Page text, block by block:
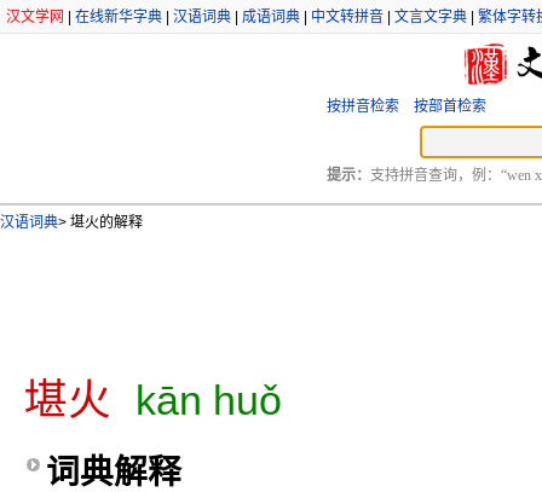
汉文学网 在线新华字典 汉语词典 成语词典 中文转拼音 文言文字典 繁体字转
按拼音检索 按部首检索
提示： 支持拼音查询，例：“wen
汉语词典> 堪火的解释
堪火 kān huǒ
词典解释